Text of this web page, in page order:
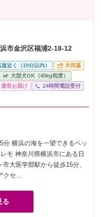
市金沢区福浦2-18-12
速近く（10分以内）
共同墓
大型犬OK（40kg程度）
遺骨お届け
24時間電話受付
分 横浜の海を一望できるペッ
モ 神奈川県横浜市にある日
大医学部駅から徒歩15分、
クセ...
る